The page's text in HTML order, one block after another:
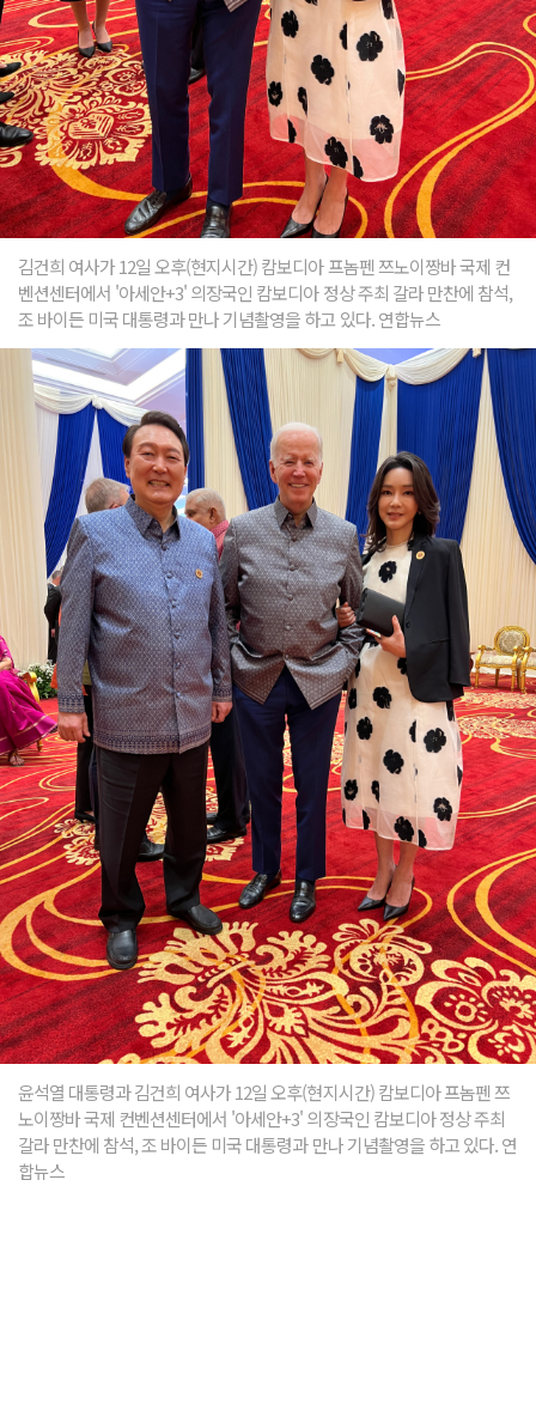
김건희 여사가 12일 오후(현지시간) 캄보디아 프놈펜 쯔노이짱바 국제 컨
벤션센터에서 '아세안+3' 의장국인 캄보디아 정상 주최 갈라 만찬에 참석,
조 바이든 미국 대통령과 만나 기념촬영을 하고 있다. 연합뉴스
윤석열 대통령과 김건희 여사가 12일 오후(현지시간) 캄보디아 프놈펜 쯔
노이짱바 국제 컨벤션센터에서 '아세안+3' 의장국인 캄보디아 정상 주최
갈라 만찬에 참석, 조 바이든 미국 대통령과 만나 기념촬영을 하고 있다. 연
합뉴스